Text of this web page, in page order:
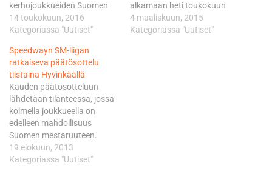
kerhojoukkueiden Suomen
mestari Hyvinkäällä
ajettavassa
radalla on nähty siinä
vaiheessa jo yksi Suomen
mestari tällä kaudella, sillä
elokuun 13. päivä kyseisellä
radalla ajetaan
henkilökohtainen SM-finaali.
Ensi tiistain ottelusta on
lepovuorossa hallitseva
Suomen mestari Hyvinkään
Sand Blowers. Kotijoukkue
14 toukokuun, 2016
Kategoriassa "Uutiset"
alkamaan heti toukokuun
alussa Hyvinkäällä.
Loppukesän
4 maaliskuun, 2015
Kategoriassa "Uutiset"
Speedwayn SM-liigan
ratkaiseva päätösottelu
tiistaina Hyvinkäällä
Kauden päätösotteluun
lähdetään tilanteessa, jossa
kolmella joukkueella on
edelleen mahdollisuus
Suomen mestaruuteen.
Kotkien osalta tilanne on
kaikista valoisin, sillä he
19 elokuun, 2013
Kategoriassa "Uutiset"